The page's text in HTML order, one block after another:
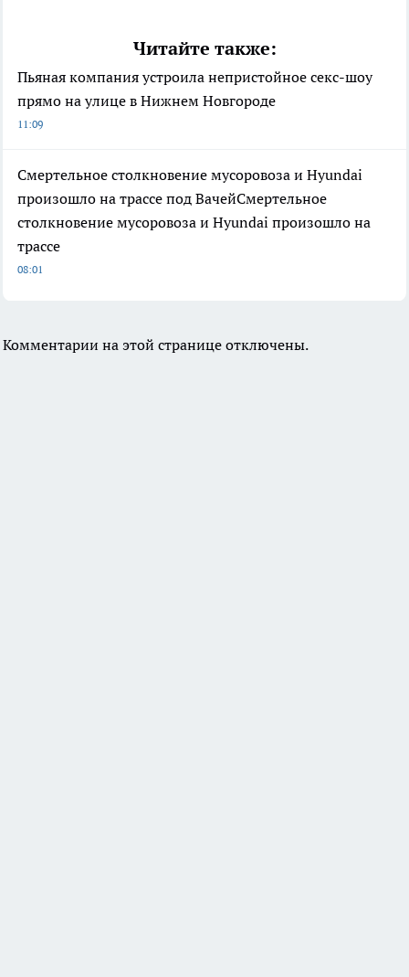
Читайте также:
Пьяная компания устроила непристойное секс-шоу
прямо на улице в Нижнем Новгороде
11:09
Смертельное столкновение мусоровоза и Hyundai
произошло на трассе под ВачейСмертельное
столкновение мусоровоза и Hyundai произошло на
трассе
08:01
Комментарии на этой странице отключены.